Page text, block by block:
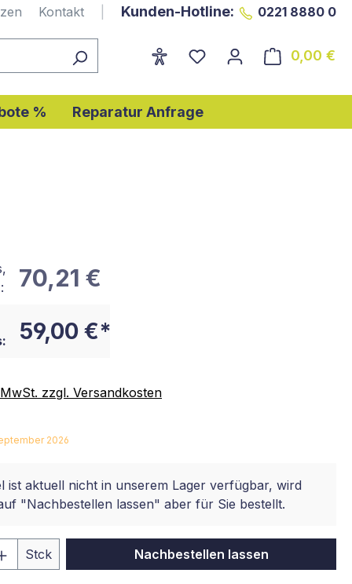
Kontakt Kunden-Hotline: 0221 8880 0
0,00 €
% Reparatur Anfrage
70,21 €
59,00 €*
zzgl. Versandkosten
2026
ist aktuell nicht in unserem Lager verfügbar, wird
"Nachbestellen lassen" aber für Sie bestellt.
Gib den gewünschten Wert
Stck Nachbestellen lassen